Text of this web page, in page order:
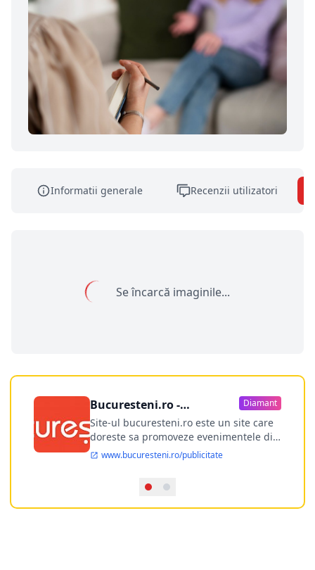
Informatii generale Recenzii utilizatori
Se încarcă imaginile...
Bucuresteni.ro -
publicitate online
Diamant
Site-ul bucuresteni.ro este un site care
doreste sa promoveze evenimentele din
Bucuresti si nu numai, sa puna la
dispozitia utilizatorului cea mai
Bucuresti-ului, si in acelasi timp sa
ofere posibilitatea firmel...
www.bucuresteni.ro/publicitate